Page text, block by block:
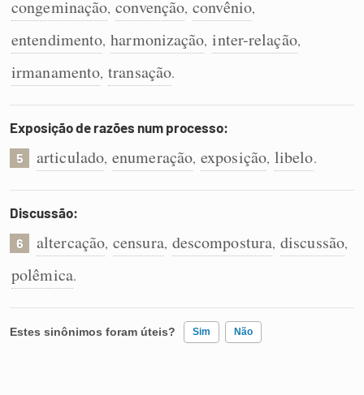
congeminação, convenção, convênio,
entendimento, harmonização, inter-relação,
irmanamento, transação.
Exposição de razões num processo:
5 articulado, enumeração, exposição, libelo.
Discussão:
6 altercação, censura, descompostura, discussão,
polêmica.
Estes sinônimos foram úteis? Sim Não